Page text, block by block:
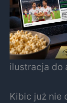
ilustracja do
Kibic już nie